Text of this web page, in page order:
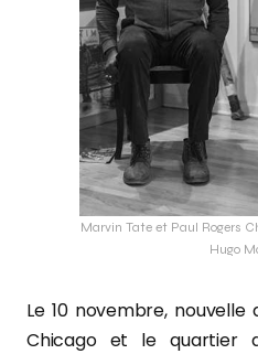
Marvin Tate et Paul Rogers
Hugo
Le 10 novembre,
Chicago et le quartier